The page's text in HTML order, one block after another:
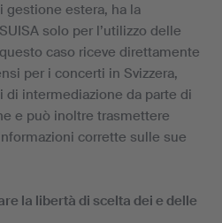
gestione estera, ha la
solo per l’utilizzo delle
caso riceve direttamente
per i concerti in Svizzera,
di intermediazione da parte di
e può inoltre trasmettere
corrette sulle sue
la libertà di scelta dei e delle